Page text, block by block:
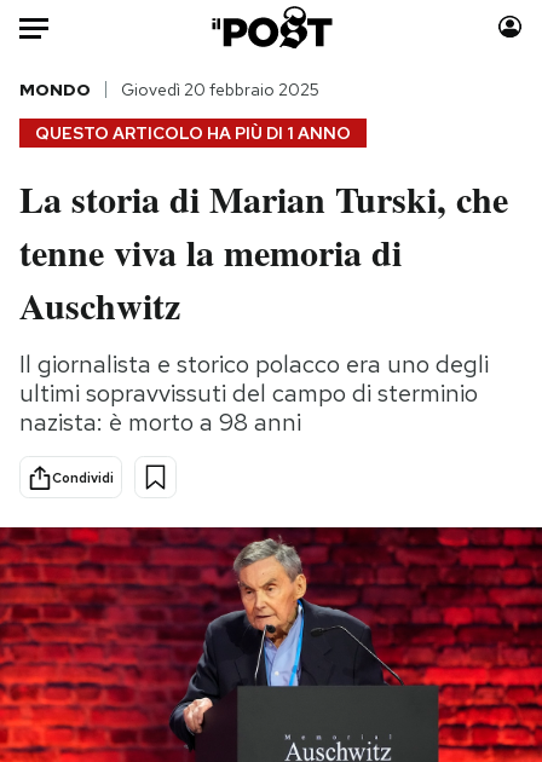
Auto
HOME
Italia
Politica
Tecnologia
Scienza
Cultura
Sport
Moda
Consumismi
Media
Europa
PODCAST
NEWSLETTER
I MIEI PREFERITI
QUESTO ARTICOLO HA PIÙ DI 1 ANNO
MONDO Giovedì 20 febbraio 2025
La storia di Marian Turski, che
tenne viva la memoria di
Auschwitz
Il giornalista e storico polacco era uno degli
ultimi sopravvissuti del campo di sterminio
nazista: è morto a 98 anni
Condividi